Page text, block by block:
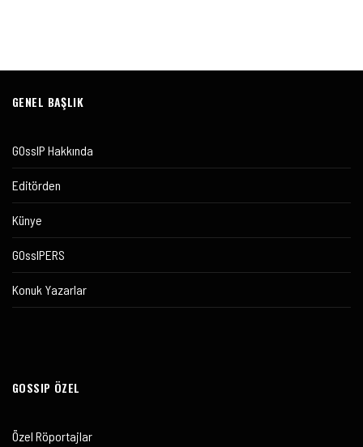
GENEL BAŞLIK
GOssIP Hakkında
Editörden
Künye
GOssIPERS
Konuk Yazarlar
GOSSIP ÖZEL
Özel Röportajlar